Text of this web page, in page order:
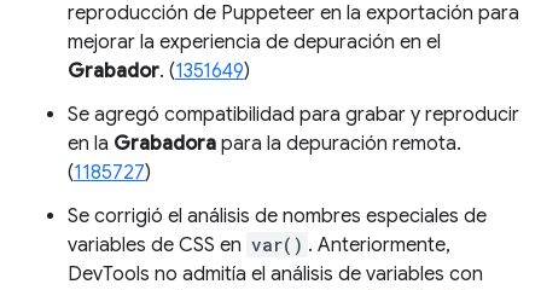
reproducción de Puppeteer en la exportación para
mejorar la experiencia de depuración en el
Grabador. (1351649)
Se agregó compatibilidad para grabar y reproducir
en la Grabadora para la depuración remota.
(1185727)
Se corrigió el análisis de nombres especiales de
variables de CSS en var() . Anteriormente,
DevTools no admitía el análisis de variables con